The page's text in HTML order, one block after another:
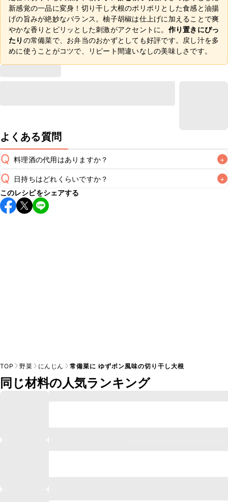
新感覚の一品に変身！切り干し大根のポリポリとした食感と油揚
げの旨みが絶妙なバランス。柚子胡椒は仕上げに加えることで爽
やかな香りとピリッとした刺激がアクセントに。 作り置きにぴっ
たり の常備菜で、お弁当のおかずとしても好評です。戻し汁を多
めに使うことがコツで、リピート間違いなしの美味しさです。
よくある質問
Q 料理酒の代用はありますか？ +
A
Q 日持ちはどれくらいですか？ +
保存期間は冷蔵で2~3日が目安です。なるべくお早めにお召
し上がりください。
このレシピをシェアする
TOP 野菜 にんじん 常備菜に ゆずポン風味の切り干し大根
同じ材料の人気ランキング